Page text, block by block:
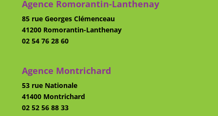
Agence Romorantin-Lanthenay
85 rue Georges Clémenceau
41200 Romorantin-Lanthenay
02 54 76 28 60
Agence Montrichard
53 rue Nationale
41400 Montrichard
02 52 56 88 33